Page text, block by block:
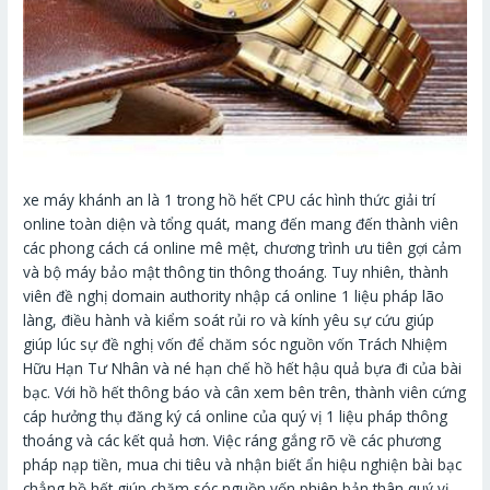
xe máy khánh an là 1 trong hồ hết CPU các hình thức giải trí
online toàn diện và tổng quát, mang đến mang đến thành viên
các phong cách cá online mê mệt, chương trình ưu tiên gợi cảm
và bộ máy bảo mật thông tin thông thoáng. Tuy nhiên, thành
viên đề nghị domain authority nhập cá online 1 liệu pháp lão
làng, điều hành và kiểm soát rủi ro và kính yêu sự cứu giúp
giúp lúc sự đề nghị vốn để chăm sóc nguồn vốn Trách Nhiệm
Hữu Hạn Tư Nhân và né hạn chế hồ hết hậu quả bựa đi của bài
bạc. Với hồ hết thông báo và cân xem bên trên, thành viên cứng
cáp hưởng thụ đăng ký cá online của quý vị 1 liệu pháp thông
thoáng và các kết quả hơn. Việc ráng gắng rõ về các phương
pháp nạp tiền, mua chi tiêu và nhận biết ẩn hiệu nghiện bài bạc